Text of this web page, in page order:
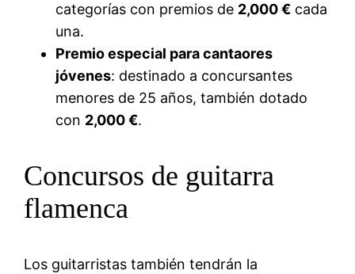
categorías con premios de 2,000 € cada
una.
Premio especial para cantaores
jóvenes: destinado a concursantes
menores de 25 años, también dotado
con 2,000 €.
Concursos de guitarra
flamenca
Los guitarristas también tendrán la